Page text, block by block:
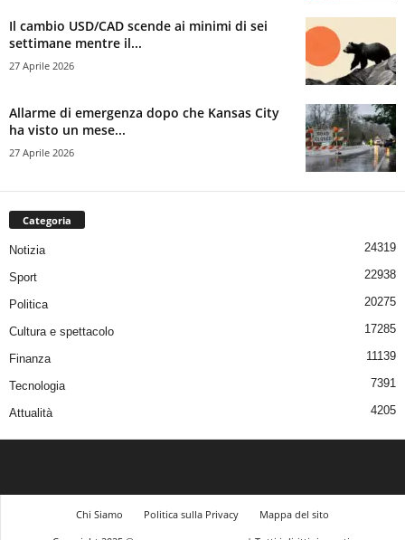
Il cambio USD/CAD scende ai minimi di sei
settimane mentre il...
27 Aprile 2026
Allarme di emergenza dopo che Kansas City
ha visto un mese...
27 Aprile 2026
Categoria
Notizia 24319
Sport 22938
Politica 20275
Cultura e spettacolo 17285
Finanza 11139
Tecnologia 7391
Attualità 4205
Chi Siamo Politica sulla Privacy
Mappa del sito